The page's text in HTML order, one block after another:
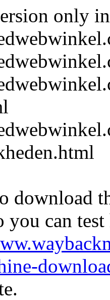
only
download
you can